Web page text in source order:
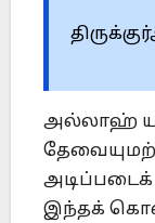
அல்லாஹ்
இந்தக்